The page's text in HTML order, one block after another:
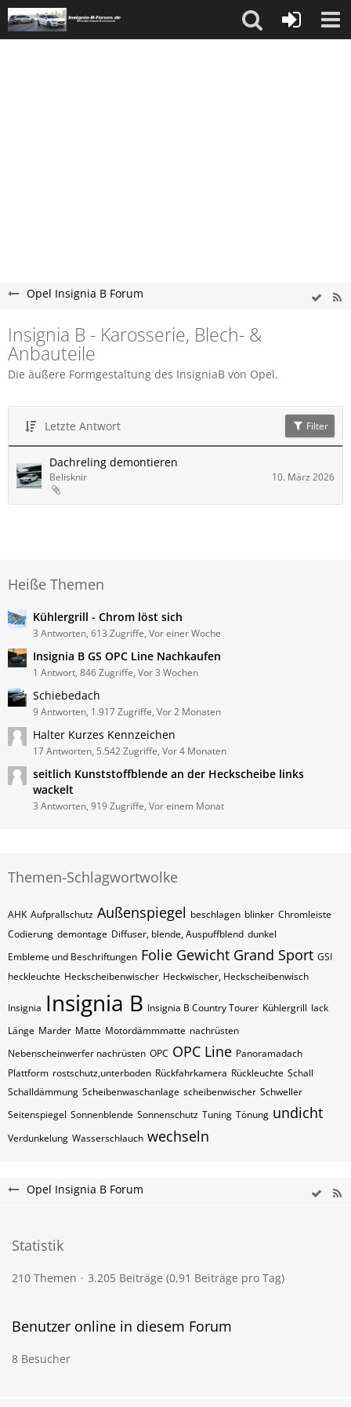
Opel Insignia B Forum
Insignia B - Karosserie, Blech- &
Anbauteile
Die äußere Formgestaltung des InsigniaB von Opel.
Letzte Antwort Filter
Dachreling demontieren
Belisknir 10. März 2026
Heiße Themen
Kühlergrill - Chrom löst sich
3 Antworten, 613 Zugriffe, Vor einer Woche
Insignia B GS OPC Line Nachkaufen
1 Antwort, 846 Zugriffe, Vor 3 Wochen
Schiebedach
9 Antworten, 1.917 Zugriffe, Vor 2 Monaten
Halter Kurzes Kennzeichen
17 Antworten, 5.542 Zugriffe, Vor 4 Monaten
seitlich Kunststoffblende an der Heckscheibe links
wackelt
3 Antworten, 919 Zugriffe, Vor einem Monat
Themen-Schlagwortwolke
AHK Aufprallschutz Außenspiegel beschlagen blinker Chromleiste
Codierung demontage Diffuser, blende, Auspuffblend dunkel
Embleme und Beschriftungen Folie Gewicht Grand Sport GSI
heckleuchte Heckscheibenwischer Heckwischer, Heckscheibenwisch
Insignia Insignia B Insignia B Country Tourer Kühlergrill lack
Länge Marder Matte Motordämmmatte nachrüsten
Nebenscheinwerfer nachrüsten OPC OPC Line Panoramadach
Plattform rostschutz,unterboden Rückfahrkamera Rückleuchte Schall
Schalldämmung Scheibenwaschanlage scheibenwischer Schweller
Seitenspiegel Sonnenblende Sonnenschutz Tuning Tönung undicht
Verdunkelung Wasserschlauch wechseln
Opel Insignia B Forum
Statistik
210 Themen 3.205 Beiträge (0,91 Beiträge pro Tag)
Benutzer online in diesem Forum
8 Besucher